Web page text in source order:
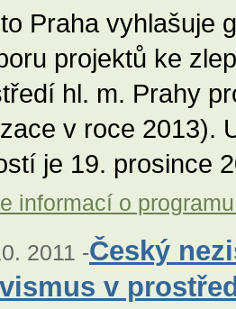
Praha vyhlašuje
projektů ke
hl. m. Prahy
v roce 2013).
je 19. prosince
informací o
2011 -Český
v